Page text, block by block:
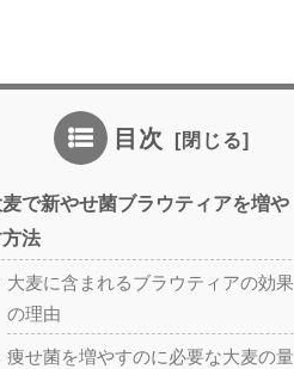
目次
で新やせ菌ブラウティアを増や
法
大麦に含まれるブラウティアの効果
の理由
痩せ菌を増やすのに必要な大麦の量